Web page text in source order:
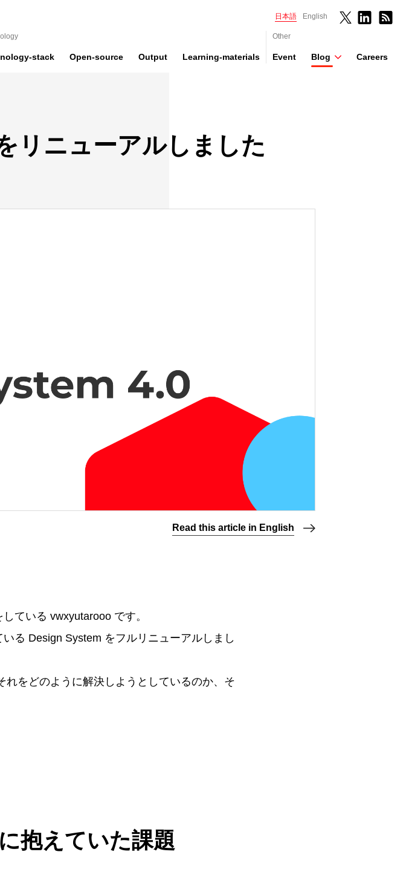
日本語 English
stack Open-source Output Learning-materials
Other
Event Blog Careers
リニューアルしました
Read this article in English
ている vwxyutarooo です。
る Design System をフルリニューアルしまし
をどのように解決しようとしているのか、そ
抱えていた課題